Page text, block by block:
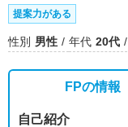
提案力がある
性別 男性 年代 20代
FPの情報
自己紹介